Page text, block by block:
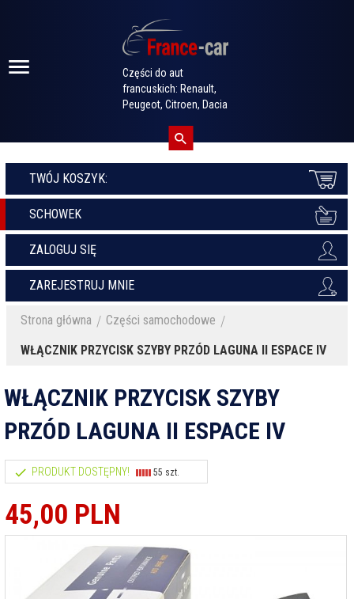
Części do aut
francuskich: Renault,
Peugeot, Citroen, Dacia
TWÓJ KOSZYK:
SCHOWEK
ZALOGUJ SIĘ
ZAREJESTRUJ MNIE
Strona główna
Części samochodowe
WŁĄCZNIK PRZYCISK SZYBY PRZÓD LAGUNA II ESPACE IV
WŁĄCZNIK PRZYCISK SZYBY
PRZÓD LAGUNA II ESPACE IV
PRODUKT DOSTĘPNY! 55 szt.
45,00 PLN